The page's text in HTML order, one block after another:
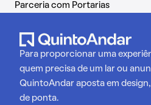
Parceria com Portarias
Para proporcionar uma
quem precisa de um lar ou
QuintoAndar aposta em
de ponta.